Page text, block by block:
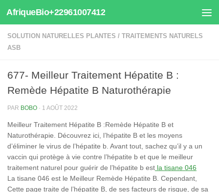
Au dessous du contenu
AfriqueBio+22961007412
SOLUTION NATURELLES PLANTES / TRAITEMENTS NATURELS
ASB
677- Meilleur Traitement Hépatite B :
Remède Hépatite B Naturothérapie
PAR BOBO · 1 AOÛT 2022
Meilleur Traitement Hépatite B :Remède Hépatite B et
Naturothérapie. Découvrez ici, l’hépatite B et les moyens
d’éliminer le virus de l’hépatite b. Avant tout, sachez qu’il y a un
vaccin qui protège à vie contre l’hépatite b et que le meilleur
traitement naturel pour guérir de l’hépatite b est la tisane 046
La tisane 046 est le Meilleur Remède Hépatite B. Cependant,
Cette page traite de l’hépatite B, de ses facteurs de risque, de sa